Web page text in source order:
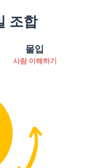
조합
몰입
사람 이해하기